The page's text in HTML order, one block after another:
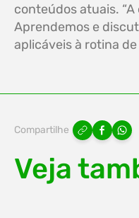
conteúdos atuais.
Aprendemos e
aplicáveis à rotina de
Compartilhe
Veja